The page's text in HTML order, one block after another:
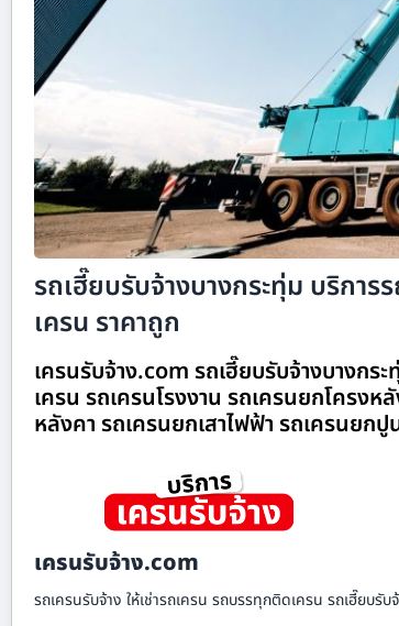
รถเฮี๊ยบรับจ้างบางกระทุ่ม บริการร
เครน ราคาถูก
เครนรับจ้าง.com รถเฮี๊ยบรับจ้างบางกระ
เครน รถเครนโรงงาน รถเครนยกโครง
หลังคา รถเครนยกเสาไฟฟ้า รถเครนยก
เครนรับจ้าง.com
รถเครนรับจ้าง ให้เช่ารถเครน รถบรรทุกติดเครน รถเฮี๊ยบรั